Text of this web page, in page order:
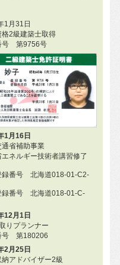
1月31日
格2級建築士取得
号 第9756号
1月16日
通省補助事業
ネルギー技術者講習修了
録番号 北海道018-01-C2-
録番号 北海道018-01-C-
12月1日
りプランナー
号 第180206
2月25日
納アドバイザー2級